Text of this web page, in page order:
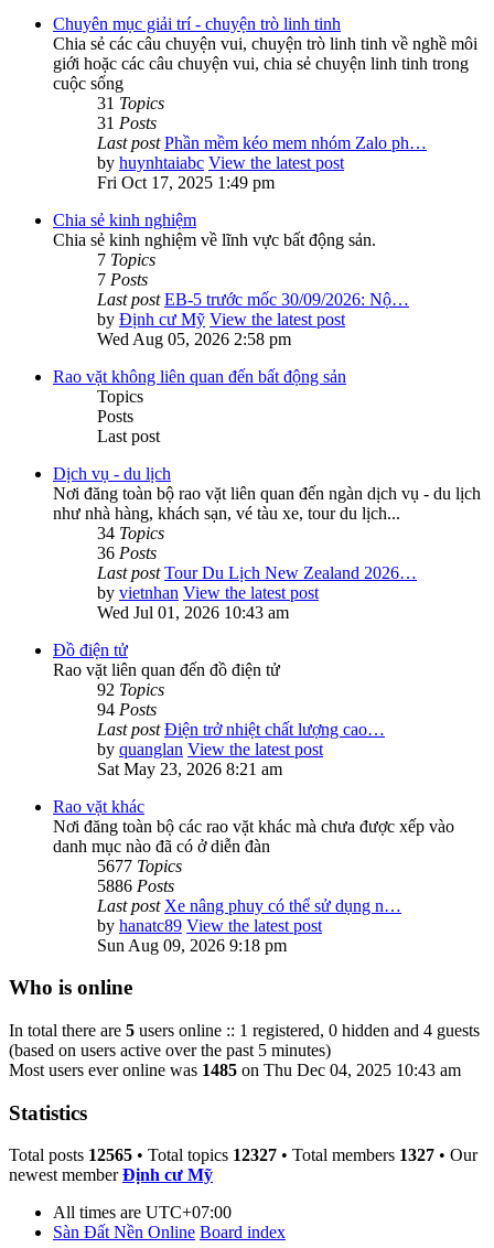
Chuyên mục giải trí - chuyện trò linh tinh
Chia sẻ các câu chuyện vui, chuyện trò linh tinh về nghề môi
giới hoặc các câu chuyện vui, chia sẻ chuyện linh tinh trong
cuộc sống
31 Topics
31 Posts
Last post Phần mềm kéo mem nhóm Zalo ph…
by huynhtaiabc View the latest post
Fri Oct 17, 2025 1:49 pm
Chia sẻ kinh nghiệm
Chia sẻ kinh nghiệm về lĩnh vực bất động sản.
7 Topics
7 Posts
Last post EB-5 trước mốc 30/09/2026: Nộ…
by Định cư Mỹ View the latest post
Wed Aug 05, 2026 2:58 pm
Rao vặt không liên quan đến bất động sản
Topics
Posts
Last post
Dịch vụ - du lịch
Nơi đăng toàn bộ rao vặt liên quan đến ngàn dịch vụ - du lịch
như nhà hàng, khách sạn, vé tàu xe, tour du lịch...
34 Topics
36 Posts
Last post Tour Du Lịch New Zealand 2026…
by vietnhan View the latest post
Wed Jul 01, 2026 10:43 am
Đồ điện tử
Rao vặt liên quan đến đồ điện tử
92 Topics
94 Posts
Last post Điện trở nhiệt chất lượng cao…
by quanglan View the latest post
Sat May 23, 2026 8:21 am
Rao vặt khác
Nơi đăng toàn bộ các rao vặt khác mà chưa được xếp vào
danh mục nào đã có ở diễn đàn
5677 Topics
5886 Posts
Last post Xe nâng phuy có thể sử dụng n…
by hanatc89 View the latest post
Sun Aug 09, 2026 9:18 pm
Who is online
In total there are 5 users online :: 1 registered, 0 hidden and 4 guests
(based on users active over the past 5 minutes)
Most users ever online was 1485 on Thu Dec 04, 2025 10:43 am
Statistics
Total posts 12565 • Total topics 12327 • Total members 1327 • Our
newest memberĐịnh cư Mỹ
All times are UTC+07:00
Sàn Đất Nền Online Board index